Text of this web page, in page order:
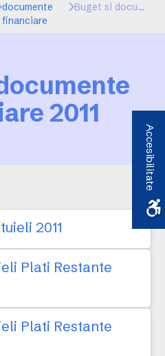
documente
financiare
Buget si documente financiare 2011
2011
2011
Plati Restante
Plati Restante
Accesibilitate